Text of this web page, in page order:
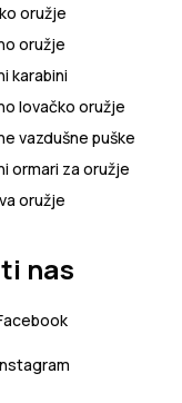
oružje
oružje
karabini
lovačko oružje
vazdušne puške
ormari za oružje
oružje
nas